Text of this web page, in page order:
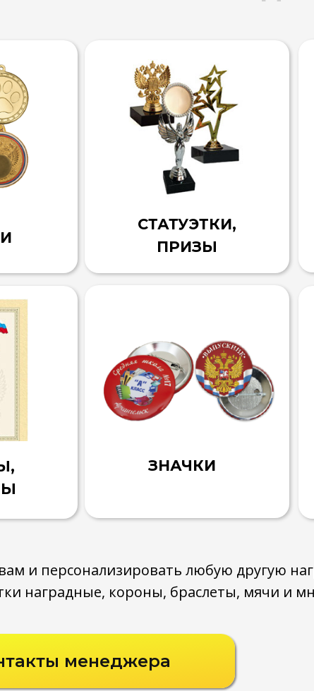
менеджера
СТАТУЭТКИ,
ПРИЗЫ
ЗНАЧКИ
и персонализировать любую другую
наградные, короны, браслеты, мячи и